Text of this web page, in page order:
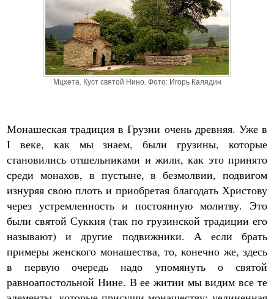
Мцхета. Куст святой Нино. Фото: Игорь Калядин
Монашеская традиция в Грузии очень древняя. Уже в
I веке, как мы знаем, были грузины, которые
становились отшельниками и жили, как это принято
среди монахов, в пустыне, в безмолвии, подвигом
изнуряя свою плоть и приобретая благодать Христову
через устремленность и постоянную молитву. Это
были святой Суккия (так по грузинской традиции его
называют) и другие подвижники. А если брать
примеры женского монашества, то, конечно же, здесь
в первую очередь надо упомянуть о святой
равноапостольной Нине. В ее житии мы видим все те